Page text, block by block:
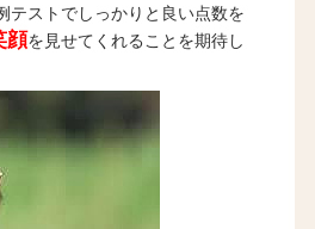
テストでしっかりと良い点数を
顔を見せてくれることを期待し